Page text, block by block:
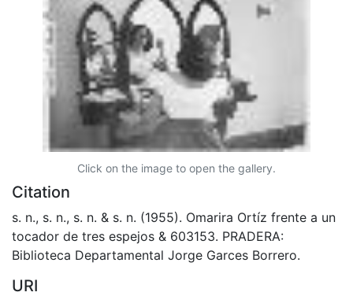
Click on the image to open the gallery.
Citation
s. n., s. n., s. n. & s. n. (1955). Omarira Ortíz frente a un
tocador de tres espejos & 603153. PRADERA:
Biblioteca Departamental Jorge Garces Borrero.
URI